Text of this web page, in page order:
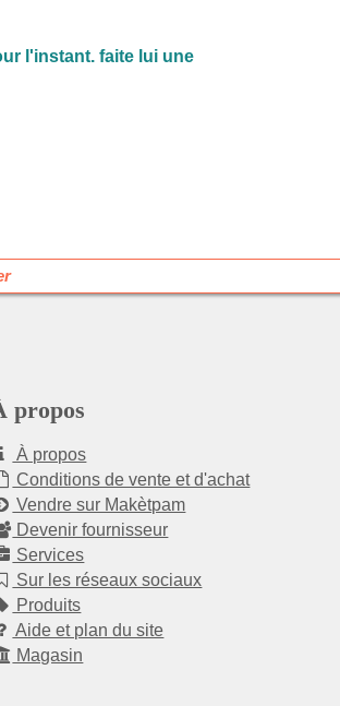
l'instant. faite lui une
propos
À propos
Conditions de vente et d'achat
Vendre sur Makètpam
Devenir fournisseur
Services
Sur les réseaux sociaux
Produits
Aide et plan du site
Magasin